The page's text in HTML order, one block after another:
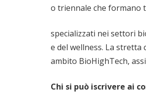
o triennale che formano
specializzati nei settori
e del wellness. La
ambito BioHighTech,
Chi si può iscrivere ai